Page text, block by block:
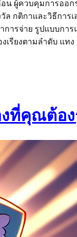
น ผู้ควบคุมการออก
กติกาและวิธีการเ
ารจ่าย รูปแบบกา
รียงตามลำดับ แท
งที่คุณต้อง